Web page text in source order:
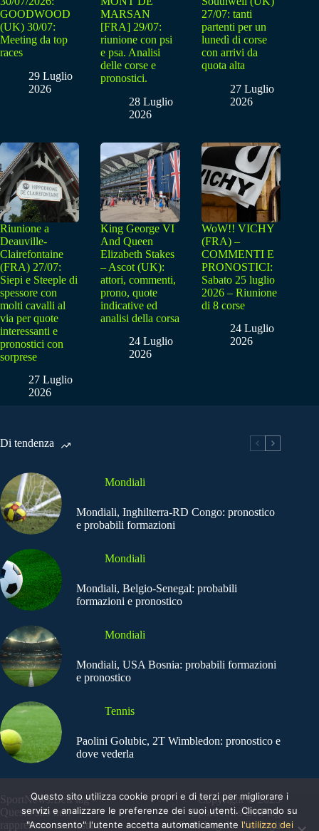
GOODWOOD
(UK) 30/07:
Meeting da top
races
29 Luglio
2026
MARSAN
[FRA] 29/07:
riunione con psi
e psa. Analisi
delle corse e
pronostici.
28 Luglio
2026
27/07: tanti
partenti per un
lunedì di corse
con arrivi da
quota alta
27 Luglio
2026
Riunione a
Deauville-
Clairefontaine
(FRA) 27/07:
Siepi e Steeple di
spessore con
molti cavalli al
via per quote
interessanti e
pronostici con
sorprese
27 Luglio
2026
King George VI
And Queen
Elizabeth Stakes
– Ascot (UK):
attori, commenti,
prono, quote
indicative ed
analisi della corsa
24 Luglio
2026
WoW!! VICHY
(FRA) –
COMMENTI E
PRONOSTICI:
Sabato 25 luglio
2026 – Riunione
di 8 corse
24 Luglio
2026
Di tendenza
Mondiali
Mondiali, Inghilterra-RD Congo: pronostico
e probabili formazioni
Mondiali
Mondiali, Belgio-Senegal: probabili
formazioni e pronostico
Mondiali
Mondiali, USA Bosnia: probabili formazioni
e pronostico
Tennis
Paolini Golubic, 2T Wimbledon: pronostico e
dove vederla
SportNews.BetFlag -
Questo sito non
rappresenta una testata
Copyright © 2025
SportNews BetFlag
Sede Legale: Via degli
Questo sito utilizza cookie propri e di terzi per migliorare i
servizi e analizzare le preferenze dei suoi utenti. Cliccando su
"Acconsento" l'utente accetta automaticamente l'utilizzo dei